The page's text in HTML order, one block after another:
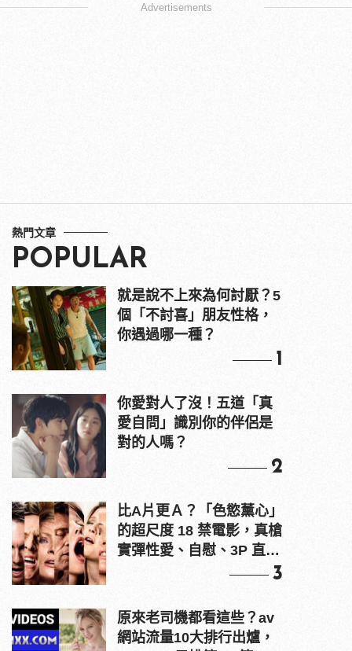
Advertisements
熱門文章
POPULAR
就是說不上來為何討厭？5
個「不討喜」朋友性格，
你遇過哪一種？
1
你愛對人了沒！五道「真
愛自問」識別你的伴侶是
對的人嗎？
2
比A片更Ａ？「色慾薰心」
的超尺度 18 禁電影，真槍
實彈性愛、自慰、3P 直接
3
原來老司機都看這些？av
網站流量10大排行出爐，